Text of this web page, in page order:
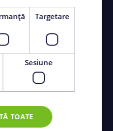
Targetare
Sesiune
TOATE